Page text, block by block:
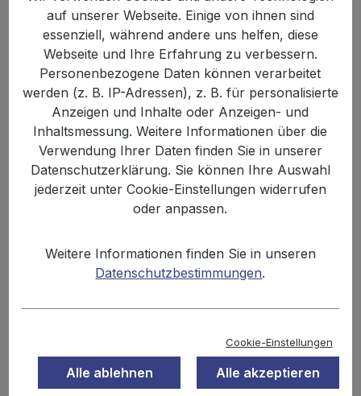
1.299,00 € %
1.593,60 € (18.49% gespart)
Sofort verfügbar, Lieferzeit: 2-3 Tage
Einheitauswählen
Palette besteht aus 640 Tüten
auf unserer Webseite. Einige von ihnen sind
essenziell, während andere uns helfen, diese
Webseite und Ihre Erfahrung zu verbessern.
Personenbezogene Daten können verarbeitet
werden (z. B. IP-Adressen), z. B. für personalisierte
Anzeigen und Inhalte oder Anzeigen- und
Inhaltsmessung. Weitere Informationen über die
Verwendung Ihrer Daten finden Sie in unserer
Datenschutzerklärung. Sie können Ihre Auswahl
jederzeit unter Cookie-Einstellungen widerrufen
oder anpassen.
Weitere Informationen finden Sie in unseren
Datenschutzbestimmungen.
Cookie-Einstellungen
Alle ablehnen Alle akzeptieren